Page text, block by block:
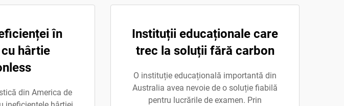
în
hârtie
din America de
Instituții educaționale care
trec la soluții fără carbon
O instituție educațională importantă din
Australia avea nevoie de o soluție fiabilă
pentru lucrările de examen. Prin